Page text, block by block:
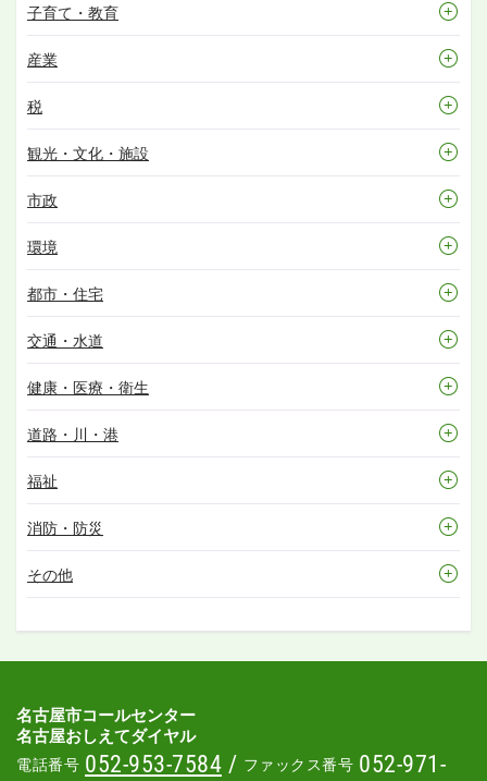
子育て・教育
産業
税
観光・文化・施設
市政
環境
都市・住宅
交通・水道
健康・医療・衛生
道路・川・港
福祉
消防・防災
その他
名古屋市コールセンター
名古屋おしえてダイヤル
電話番号 052-953-7584 / ファックス番号 052-971-